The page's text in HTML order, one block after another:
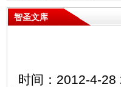
智圣文库
时间：2012-4-